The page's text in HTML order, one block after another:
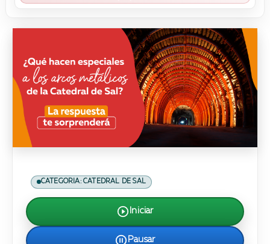
CATEGORIA: CATEDRAL DE SAL
Iniciar
Pausar